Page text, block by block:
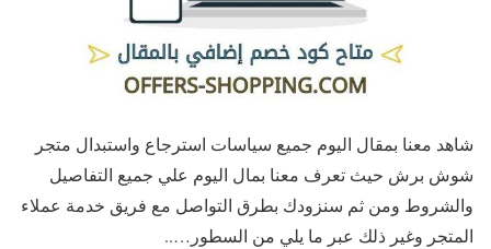
شاهد معنا بمقال اليوم جميع سياسات استرجاع واستبدال متجر
شوش برش حيث تعرف معنا بمال اليوم علي جميع التفاصيل
والشروط ومن ثم سنزودك بطرق التواصل مع فريق خدمة عملاء
المتجر وغير ذلك عبر ما يلي من السطور…..